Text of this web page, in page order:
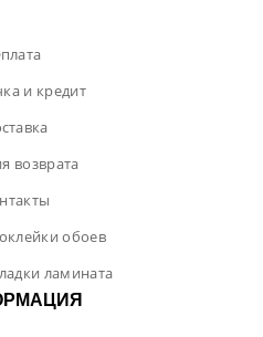
и кредит
возврата
обоев
ламината